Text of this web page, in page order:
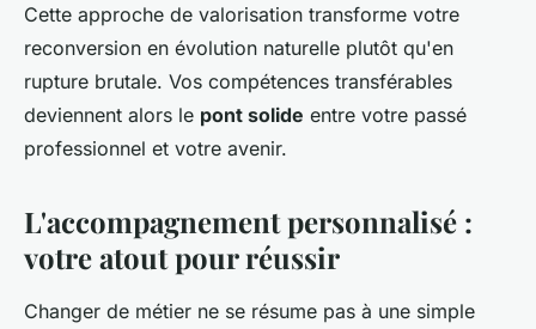
Cette approche de valorisation transforme votre
reconversion en évolution naturelle plutôt qu'en
rupture brutale. Vos compétences transférables
deviennent alors le pont solide entre votre passé
professionnel et votre avenir.
L'accompagnement personnalisé :
votre atout pour réussir
Changer de métier ne se résume pas à une simple